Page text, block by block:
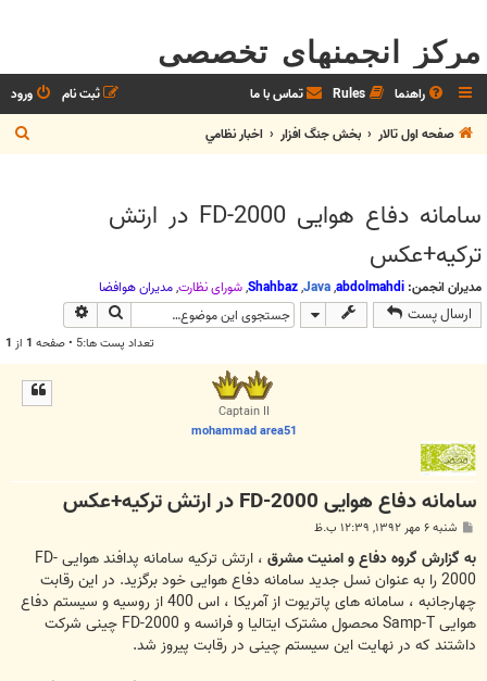
مرکز انجمنهای تخصصی
راهنما Rules تماس با ما ورود
ثبت نام
صفحه اول تالار
بخش جنگ افزار اخبار نظامي
س
سامانه دفاع هوایی FD-2000 در ارتش
ترکیه+عکس
مدیران انجمن: abdolmahdi
,
Java
,
Shahbaz
,شوراي نظارت,مديران هوافضا
ارسال پست جستجو
تعداد پست ها:5 • صفحه 1 از 1
Captain II
mohammad area51
سامانه دفاع هوایی FD-2000 در ارتش ترکیه+عکس
ت
شنبه ۶ مهر ۱۳۹۲, ۱۲:۳۹ ب.ظ
به گزارش گروه دفاع و امنیت مشرق
، ارتش ترکیه سامانه پدافند هوایی FD-
2000 را به عنوان نسل جدید سامانه دفاع هوایی خود برگزید. در این رقابت
چهارجانبه ، سامانه های پاتریوت از آمریکا ، اس 400 از روسیه و سیستم دفاع
هوایی Samp-T محصول مشترک ایتالیا و فرانسه و FD-2000 چینی شرکت
داشتند که در نهایت این سیستم چینی در رقابت پیروز شد.